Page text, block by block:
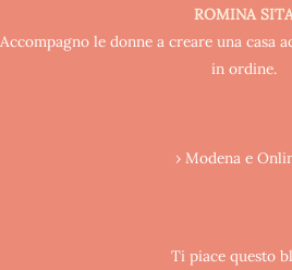
ROMINA
Accompagno le donne a creare una casa
in ordine.
› Modena e
Ti piace questo